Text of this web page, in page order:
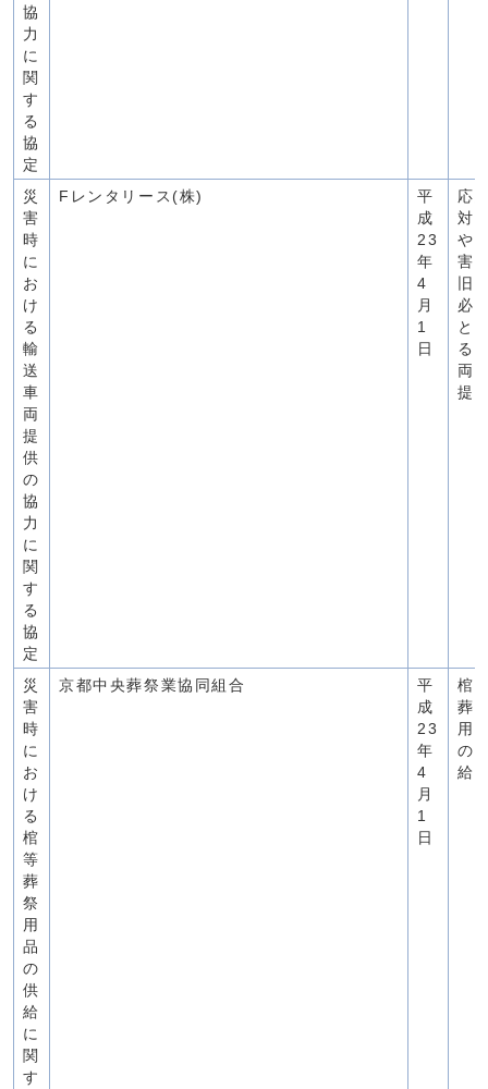
協
力
に
関
す
る
協
定
災
害
時
に
お
け
る
輸
送
車
両
提
供
の
協
力
に
関
す
る
協
定
Fレンタリース(株)
平
成
23
年
4
月
1
日
応
対
や
害
旧
必
と
る
両
提
災
害
時
に
お
け
る
棺
等
葬
祭
用
品
の
供
給
に
関
す
京都中央葬祭業協同組合
平
成
23
年
4
月
1
日
棺
葬
用
の
給